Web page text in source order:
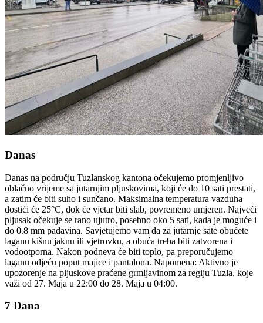
Danas
Danas na području Tuzlanskog kantona očekujemo promjenljivo
oblačno vrijeme sa jutarnjim pljuskovima, koji će do 10 sati prestati,
a zatim će biti suho i sunčano. Maksimalna temperatura vazduha
dostići će 25°C, dok će vjetar biti slab, povremeno umjeren. Najveći
pljusak očekuje se rano ujutro, posebno oko 5 sati, kada je moguće i
do 0.8 mm padavina. Savjetujemo vam da za jutarnje sate obućete
laganu kišnu jaknu ili vjetrovku, a obuća treba biti zatvorena i
vodootporna. Nakon podneva će biti toplo, pa preporučujemo
laganu odjeću poput majice i pantalona. Napomena: Aktivno je
upozorenje na pljuskove praćene grmljavinom za regiju Tuzla, koje
važi od 27. Maja u 22:00 do 28. Maja u 04:00.
7 Dana